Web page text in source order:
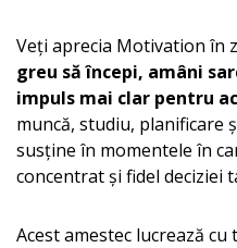
Veți aprecia Motivation în
greu să începi, amâni
impuls mai clar pentru
muncă, studiu, planificare
susține în momentele în
concentrat și fidel deciziei
Acest amestec lucrează cu